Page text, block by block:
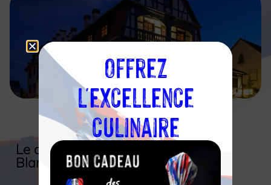
Le chef et l’association des Toques
Blanches Lyonnaises
Découvrir l'établissement
Offrez
l'excellence
culinaire